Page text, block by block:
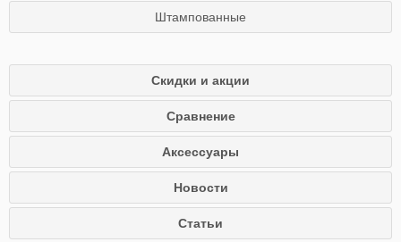
Штампованные
Скидки и акции
Сравнение
Аксессуары
Новости
Статьи